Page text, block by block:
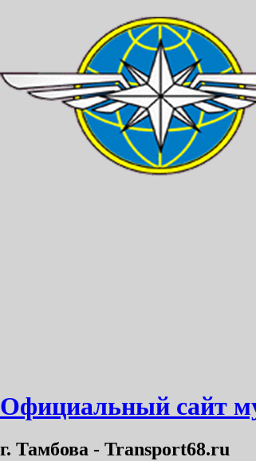
Официальный сайт
г. Тамбова - Transport68.ru